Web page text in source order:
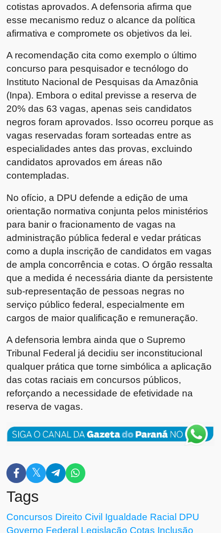
cotistas aprovados. A defensoria afirma que
esse mecanismo reduz o alcance da política
afirmativa e compromete os objetivos da lei.
A recomendação cita como exemplo o último
concurso para pesquisador e tecnólogo do
Instituto Nacional de Pesquisas da Amazônia
(Inpa). Embora o edital previsse a reserva de
20% das 63 vagas, apenas seis candidatos
negros foram aprovados. Isso ocorreu porque as
vagas reservadas foram sorteadas entre as
especialidades antes das provas, excluindo
candidatos aprovados em áreas não
contempladas.
No ofício, a DPU defende a edição de uma
orientação normativa conjunta pelos ministérios
para banir o fracionamento de vagas na
administração pública federal e vedar práticas
como a dupla inscrição de candidatos em vagas
de ampla concorrência e cotas. O órgão ressalta
que a medida é necessária diante da persistente
sub-representação de pessoas negras no
serviço público federal, especialmente em
cargos de maior qualificação e remuneração.
A defensoria lembra ainda que o Supremo
Tribunal Federal já decidiu ser inconstitucional
qualquer prática que torne simbólica a aplicação
das cotas raciais em concursos públicos,
reforçando a necessidade de efetividade na
reserva de vagas.
Tags
Concursos Direito Civil Igualdade Racial DPU
Governo Federal Legislação Cotas Inclusão